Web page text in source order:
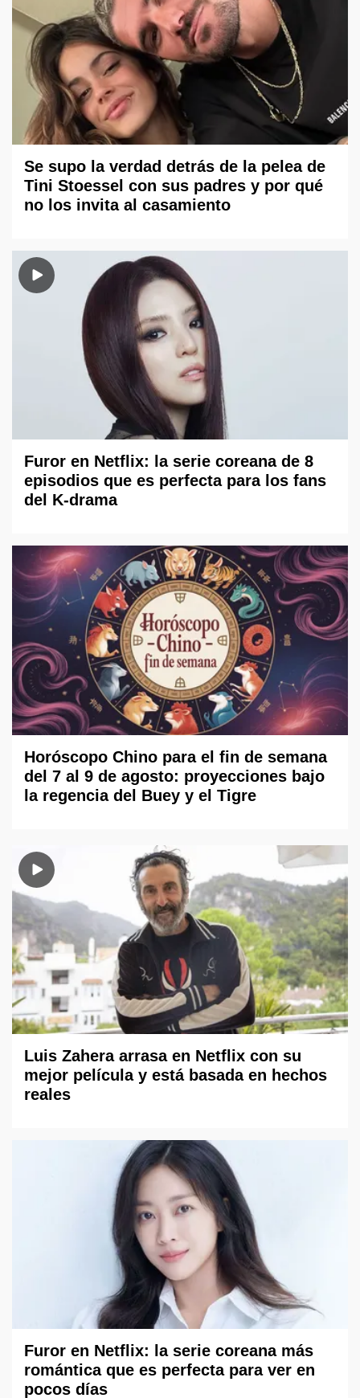
Se supo la verdad detrás de la pelea de
Tini Stoessel con sus padres y por qué
no los invita al casamiento
Furor en Netflix: la serie coreana de 8
episodios que es perfecta para los fans
del K-drama
Horóscopo Chino para el fin de semana
del 7 al 9 de agosto: proyecciones bajo
la regencia del Buey y el Tigre
Luis Zahera arrasa en Netflix con su
mejor película y está basada en hechos
reales
Furor en Netflix: la serie coreana más
romántica que es perfecta para ver en
pocos días